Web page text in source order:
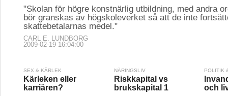
"Skolan för högre konstnärlig utbildning, med andra
bör granskas av högskoleverket så att de inte
skattebetalarnas medel."
CARL E. LUNDBORG
2009-02-19 16:04:00
SEX & KÄRLEK
Kärleken eller
karriären?
NÄRINGSLIV
Riskkapital vs
brukskapital 1
POLITIK
och